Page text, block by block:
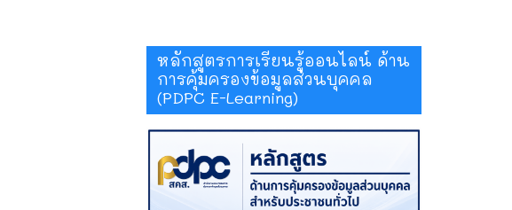
หลักสูตรการเรียนรู้ออนไลน์ ด้าน
การคุ้มครองข้อมูลส่วนบุคคล
(PDPC E-Learning)